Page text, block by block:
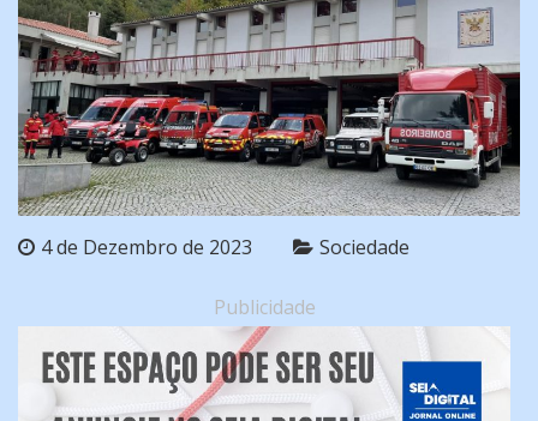
4 de Dezembro de 2023 Sociedade
Publicidade